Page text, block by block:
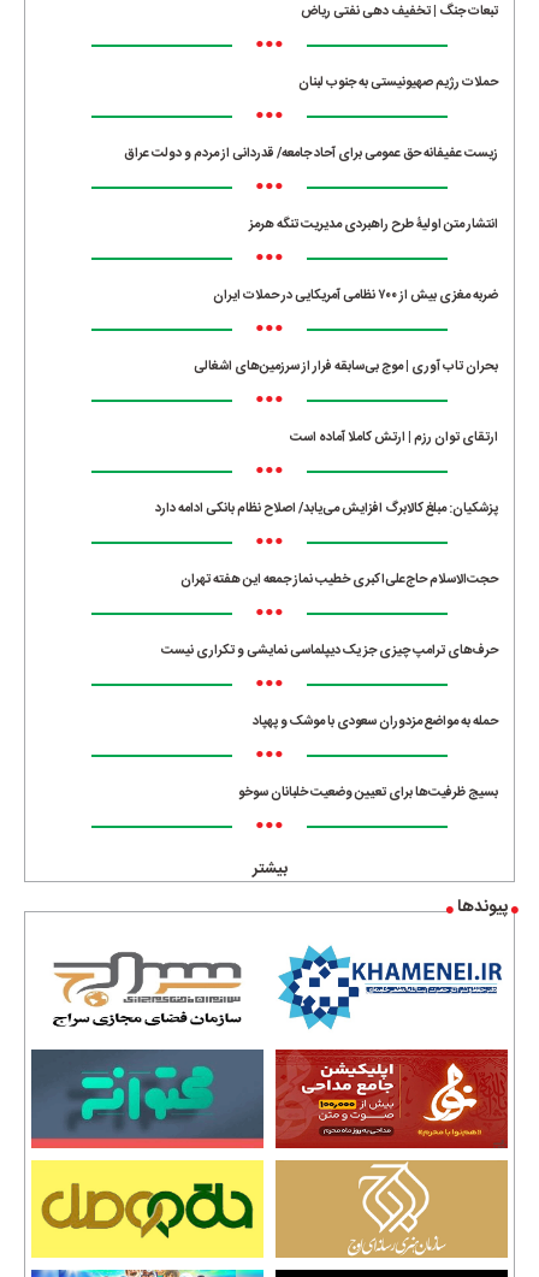
تبعات جنگ | تخفیف دهی نفتی ریاض
•••
حملات رژیم صهیونیستی به جنوب لبنان
•••
زیست عفیفانه حق عمومی برای آحاد جامعه/ قدردانی از مردم و دولت عراق
•••
انتشار متن اولیۀ طرح راهبردی مدیریت تنگه هرمز
•••
ضربه مغزی بیش از ۷۰۰ نظامی آمریکایی در حملات ایران
•••
بحران تاب آوری | موج بی‌سابقه فرار از سرزمین‌های اشغالی
•••
ارتقای توان رزم | ارتش کاملا آماده است
•••
پزشکیان: مبلغ کالابرگ افزایش می‌یابد/ اصلاح نظام بانکی ادامه دارد
•••
حجت‌الاسلام حاج‌علی‌اکبری خطیب نماز جمعه این هفته تهران
•••
حرف‌های ترامپ چیزی جز یک دیپلماسی نمایشی و تکراری نیست
•••
حمله به مواضع مزدوران سعودی با موشک و پهپاد
•••
بسیج ظرفیت‌ها برای تعیین وضعیت خلبانان سوخو
•••
بیشتر
پیوندها